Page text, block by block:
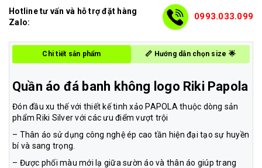
Hotline tư vấn và hỗ trợ đặt hàng
Zalo:
0993.033.099
Chi tiết sản phẩm 📏 Hướng dẫn chọn size 🌟
Quần áo đá banh không logo Riki Papola
Đón đầu xu thế với thiết kế tinh xảo PAPOLA thuộc dòng sản
phẩm Riki Silver với các ưu điểm vượt trội
– Thân áo sử dụng công nghệ ép cao tần hiện đại tạo sự huyền
bí và sang trọng.
– Được phối màu mới lạ giữa sườn áo và thân áo giúp trang